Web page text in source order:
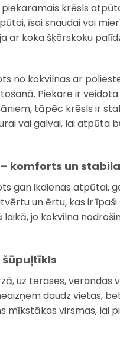
krēsls
īsai snaudai vai
koka šķērskoku
no kokvilnas ar
Piekare ir
tāpēc krēsls ir
vai galvai, lai atpūta
komforts un
gan ikdienas atpūtai,
un ērtu, kas ir
jo kokvilna
šūpuļtīkls
uz terases, verandas
daudz vietas,
mīkstākas virsmas, lai